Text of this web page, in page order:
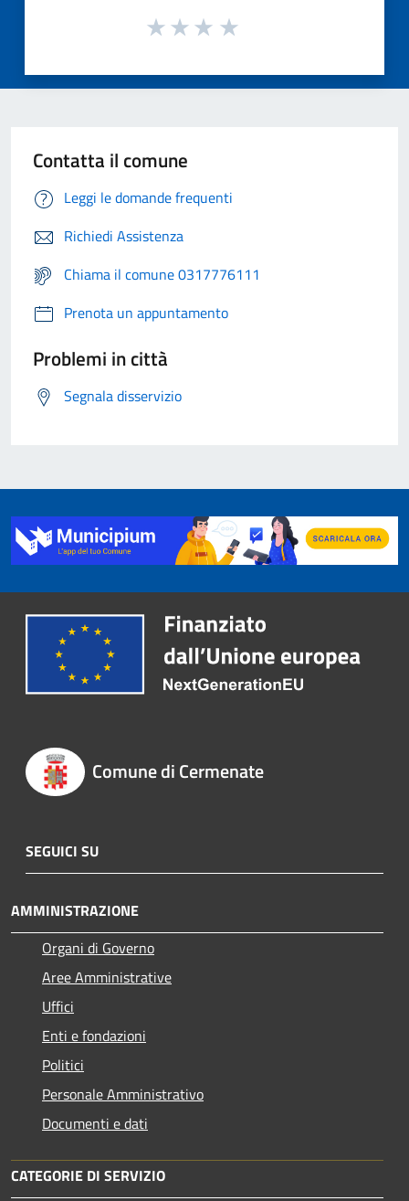
Contatta il comune
Leggi le domande frequenti
Richiedi Assistenza
Chiama il comune 0317776111
Prenota un appuntamento
Problemi in città
Segnala disservizio
Comune di Cermenate
SEGUICI SU
AMMINISTRAZIONE
Organi di Governo
Aree Amministrative
Uffici
Enti e fondazioni
Politici
Personale Amministrativo
Documenti e dati
CATEGORIE DI SERVIZIO